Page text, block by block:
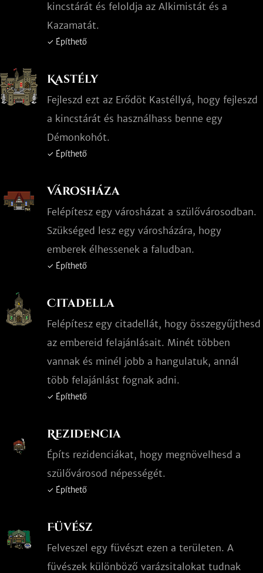
kincstárát és feloldja az Alkimistát és a
Kazamatát.
✓ Építhető
Kastély
Fejleszd ezt az Erődöt Kastéllyá, hogy fejleszd
a kincstárát és használhass benne egy
Démonkohót.
✓ Építhető
Városháza
Felépítesz egy városházat a szülővárosodban.
Szükséged lesz egy városházára, hogy
emberek élhessenek a faludban.
✓ Építhető
Citadella
Felépítesz egy citadellát, hogy összegyűjthesd
az embereid felajánlásait. Minét többen
vannak és minél jobb a hangulatuk, annál
több felajánlást fognak adni.
✓ Építhető
Rezidencia
Építs rezidenciákat, hogy megnövelhesd a
szülővárosod népességét.
✓ Építhető
Füvész
Felveszel egy füvészt ezen a területen. A
füvészek különböző varázsitalokat tudnak